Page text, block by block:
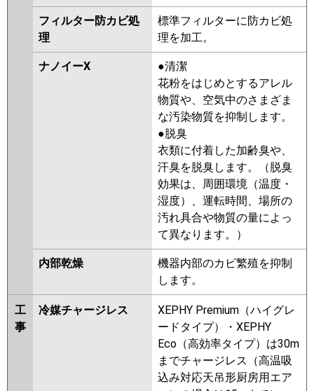
フィルター防カビ処
理
標準フィルターに防カビ処
理を加工。
ナノイーX
●清潔
花粉をはじめとするアレル
物質や、空気中のさまざま
な汚染物質を抑制します。
●脱臭
衣類に付着した加齢臭や、
汗臭を脱臭します。（脱臭
効果は、周囲環境（温度・
湿度）、運転時間、場所の
汚れ具合や物質の量によっ
て異なります。）
内部乾燥
機器内部のカビ繁殖を抑制
します。
工
事
冷媒チャージレス
XEPHY Premium（ハイグレ
ードタイプ）・XEPHY
Eco（高効率タイプ）は30m
までチャージレス（高温吸
込み対応天吊形厨房用エア